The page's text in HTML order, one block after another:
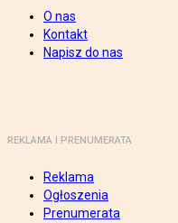
O nas
Kontakt
Napisz do nas
REKLAMA I PRENUMERATA
Reklama
Ogłoszenia
Prenumerata